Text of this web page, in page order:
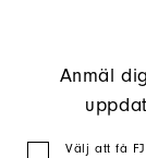
Anmäl
Välj att få